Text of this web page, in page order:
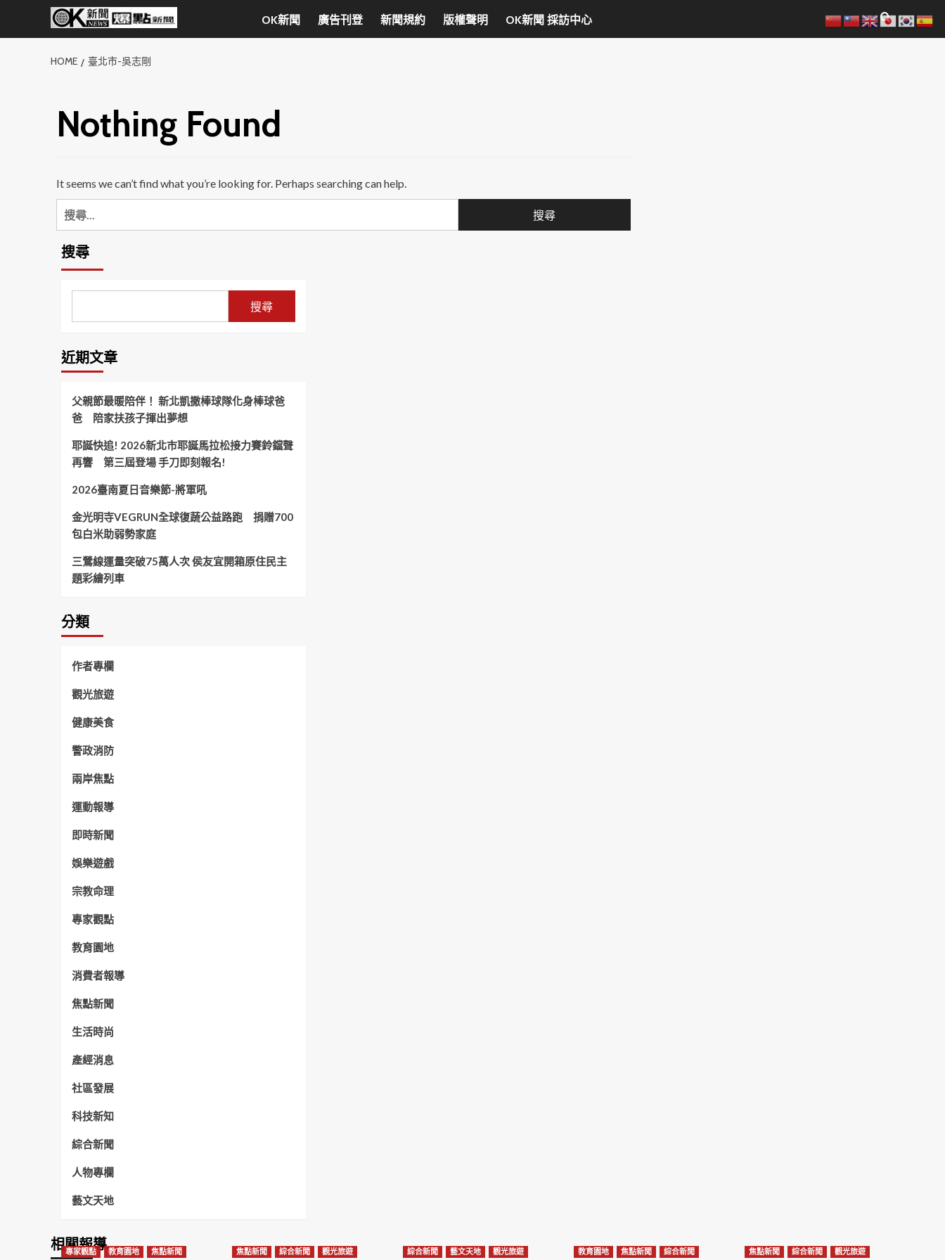
OK新聞 廣告刊登 新聞規約 版權聲明 OK新聞 採訪中心
HOME 臺北市-吳志剛
Nothing Found
It seems we can’t find what you’re looking for. Perhaps searching can help.
搜
尋
關
鍵
搜尋
搜尋
近期文章
父親節最暖陪伴！ 新北凱撒棒球隊化身棒球爸
爸 陪家扶孩子揮出夢想
耶誕快追! 2026新北市耶誕馬拉松接力賽鈴鐺聲
再響 第三屆登場 手刀即刻報名!
2026臺南夏日音樂節-將軍吼
金光明寺VEGRUN全球復蔬公益路跑 捐贈700
包白米助弱勢家庭
三鶯線運量突破75萬人次 侯友宜開箱原住民主
題彩繪列車
分類
作者專欄
觀光旅遊
健康美食
警政消防
兩岸焦點
運動報導
即時新聞
娛樂遊戲
宗教命理
專家觀點
教育園地
消費者報導
焦點新聞
生活時尚
產經消息
社區發展
科技新知
綜合新聞
人物專欄
藝文天地
相關報導
專家觀點 教育園地 焦點新聞 焦點新聞 綜合新聞 觀光旅遊 綜合新聞 藝文天地 觀光旅遊 教育園地 焦點新聞 綜合新聞 焦點新聞 綜合新聞 觀光旅遊